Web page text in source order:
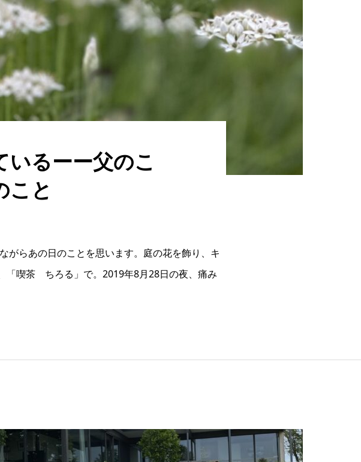
いるーー父のこ
こと
がらあの日のことを思います。庭の花を飾り、キ
「喫茶 ちろる」で。2019年8月28日の夜、痛み